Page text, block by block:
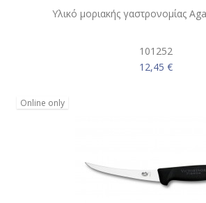
Υλικό μοριακής γαστρονομίας
101252
12,45 €
Online only